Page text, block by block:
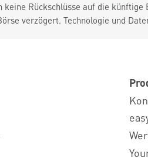
Rückschlüsse auf die künftige
verzögert. Technologie und